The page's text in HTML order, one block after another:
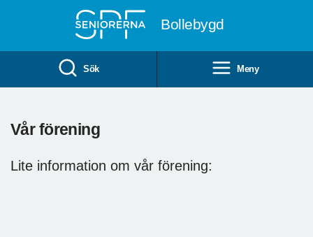
Bollebygd
Sök Meny
Vår förening
Lite information om vår förening: